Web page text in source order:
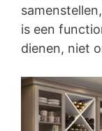
is een
dienen, niet